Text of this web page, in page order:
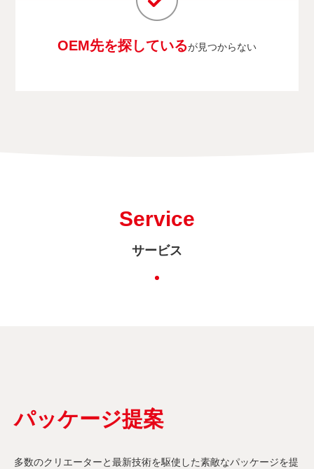
OEM先を探しているが見つからない
Service
サービス
パッケージ提案
多数のクリエーターと最新技術を駆使した素敵なパッケージを提